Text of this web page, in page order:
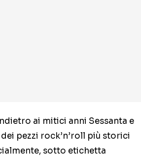
ai mitici anni Sessanta e
pezzi rock’n’roll più storici
sotto etichetta